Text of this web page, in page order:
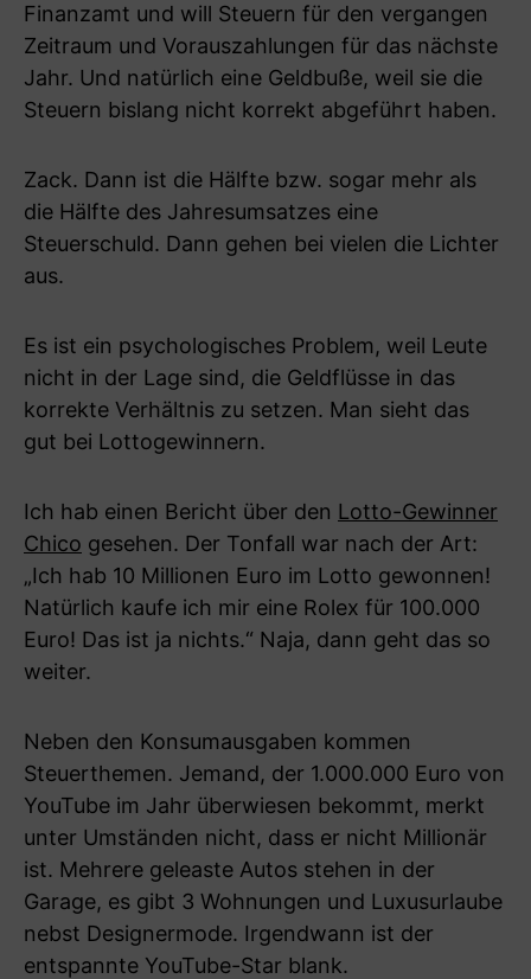
Finanzamt und will Steuern für den vergangen
Zeitraum und Vorauszahlungen für das nächste
Jahr. Und natürlich eine Geldbuße, weil sie die
Steuern bislang nicht korrekt abgeführt haben.
Zack. Dann ist die Hälfte bzw. sogar mehr als
die Hälfte des Jahresumsatzes eine
Steuerschuld. Dann gehen bei vielen die Lichter
aus.
Es ist ein psychologisches Problem, weil Leute
nicht in der Lage sind, die Geldflüsse in das
korrekte Verhältnis zu setzen. Man sieht das
gut bei Lottogewinnern.
Ich hab einen Bericht über den Lotto-Gewinner
Chico gesehen. Der Tonfall war nach der Art:
„Ich hab 10 Millionen Euro im Lotto gewonnen!
Natürlich kaufe ich mir eine Rolex für 100.000
Euro! Das ist ja nichts.“ Naja, dann geht das so
weiter.
Neben den Konsumausgaben kommen
Steuerthemen. Jemand, der 1.000.000 Euro von
YouTube im Jahr überwiesen bekommt, merkt
unter Umständen nicht, dass er nicht Millionär
ist. Mehrere geleaste Autos stehen in der
Garage, es gibt 3 Wohnungen und Luxusurlaube
nebst Designermode. Irgendwann ist der
entspannte YouTube-Star blank.